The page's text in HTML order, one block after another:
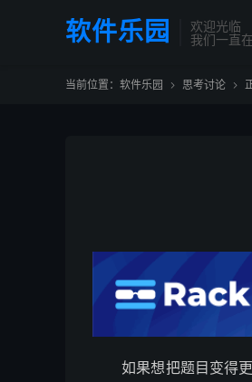
软件乐园
欢迎光临
我们一直
当前位置： 软件乐园  思考讨论 
如果想把题目变得